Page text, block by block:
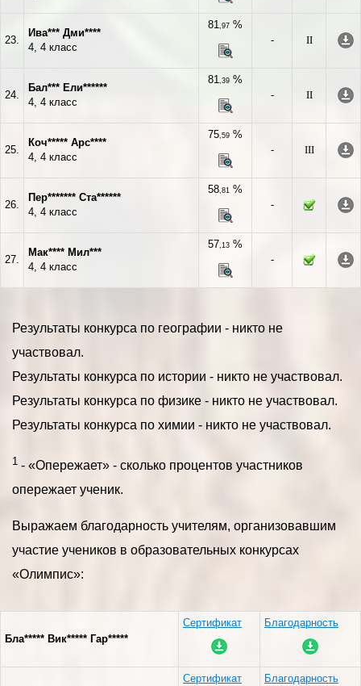
23.
Ива*** Дми****
4, 4 класс
81,97 %
-
II
24.
Бал*** Ели******
4, 4 класс
81,39 %
-
II
25.
Коч***** Арс****
4, 4 класс
75,59 %
-
III
26.
Пер******* Ста******
4, 4 класс
58,81 %
-
27.
Мак**** Мил***
4, 4 класс
57,13 %
-
Результаты конкурса по географии - никто не
участвовал.
Результаты конкурса по истории - никто не участвовал.
Результаты конкурса по физике - никто не участвовал.
Результаты конкурса по химии - никто не участвовал.
1 - «Опережает» - сколько процентов участников
опережает ученик.
Выражаем благодарность учителям, организовавшим
участие учеников в образовательных конкурсах
«Олимпис»:
Бла***** Вик***** Гар*****
Сертификат Благодарность
Сертификат Благодарность